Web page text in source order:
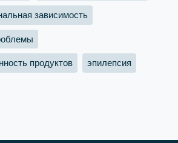
зависимость
продуктов эпилепсия